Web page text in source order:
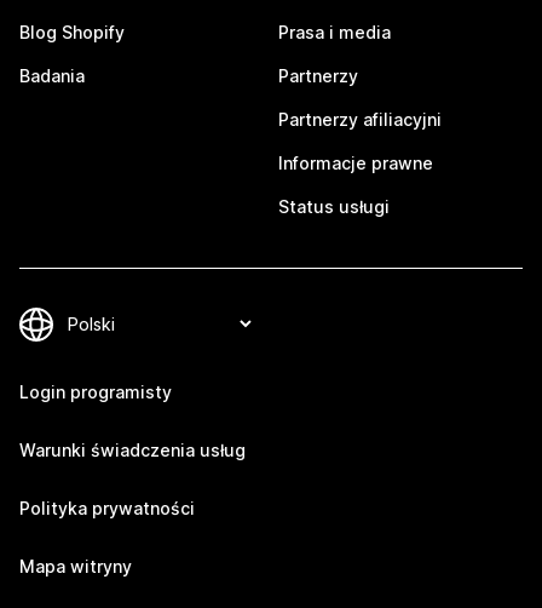
Blog Shopify
Badania
Prasa i media
Partnerzy
Partnerzy afiliacyjni
Informacje prawne
Status usługi
Login programisty
Warunki świadczenia usług
Polityka prywatności
Mapa witryny